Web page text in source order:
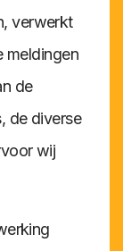
verwerkt
meldingen
de
de diverse
wij